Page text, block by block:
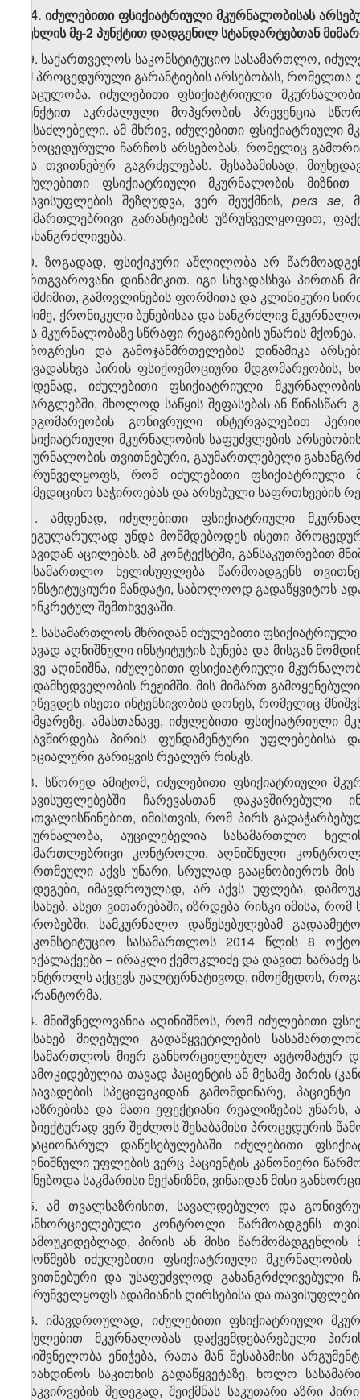
1.4. იძულებითი ფსიქიატრიული მკურნალობისას
მუხლის მე-2 პუნქტით დადგენილ სტანდარტებთან
29. საქართველოს საკონსტიტუციო სასამართლო,
იმ პროცედურული გარანტიების არსებობას,
დაცულობა. იძულებითი ფსიქიატრიული
პუნქტით აკრძალული მოპყრობის პრევენცია
შესაძლებელი. ამ მხრივ, იძულებითი
პროცედურული ჩარჩოს არსებობას, რომელიც
და თვითნებურ გაგრძელებას. შესაბამისად,
იძულებითი ფსიქიატრიული მკურნალობის
თავისუფლების შეზღუდვა, ვერ შეუქმნის, pers se,
სამართლებრივი გარანტიების უზრუნველყოფით,
გახანგრძლივება.
30. ზოგადად, ფსიქიკური აშლილობა არ
ერთგვაროვანი დინამიკით. იგი სხვადასხვა პირთან
სიმძიმით, გამოვლინების ფორმითა და კლინიკური
მძიმე, ქრონიკული ბუნებისაა და ხანგრძლივ
და მკურნალობაზე სწრაფი რეაგირების უნარის
პროგრესი და გამოჯანმრთელების დინამიკა
სხვადასხვა პირის ფსიქოემოციური
ამდენად, იძულებითი ფსიქიატრიული
ფარგლებში, მხოლოდ საწყის შეფასებას ან
მდგომარეობის გონივრული ინტერვალებით
ფსიქიატრიული მკურნალობის საფუძვლების
მკურნალობის თვითნებური, გაუმართლებელი
უზრუნველყოფს, რომ იძულებითი ფსიქიატრიული
სამედიცინო საჭიროებას და არსებული საფრთხეების
31. ამდენად, იძულებითი ფსიქიატრიული
რეგულარულად უნდა მოწმდებოდეს ისეთი
თავიდან აცილებას. ამ კონტექსტში,
სასამართლო ხელისუფლება წარმოადგენს
კონსტიტუციური მანდატი, საბოლოოდ გადაწყვიტოს
კონკრეტულ შემთხვევაში.
32. სასამართლოს მხრიდან იძულებითი
თავად აღნიშნული ინსტიტუტის ბუნება და მისგან
უკვე აღინიშნა, იძულებითი ფსიქიატრიული
ზედამხედველობის რეჟიმში. მის მიმართ
აღწევდეს ისეთი ინტენსივობის დონეს, რომელიც
სიმყარეზე. ამასთანავე, იძულებითი
უკავშირდება პირის ფუნდამენტური უფლებებისა
სოციალური გარიყვის რეალურ რისკს.
33. სწორედ ამიტომ, იძულებითი ფსიქიატრიული
თავისუფლებებში ჩარევასთან
გათვალისწინებით, იმისთვის, რომ პირს
მკურნალობა, აუცილებელია სასამართლო
სამართლებრივი კონტროლი. აღნიშნული
წართმეული აქვს უნარი, სრულად გააცნობიეროს
შედეგები, იმავდროულად, არ აქვს უფლება,
შესახებ. ასეთ ვითარებაში, იზრდება რისკი იმისა,
პირობებში, სამკურნალო დაწესებულებამ
საკონსტიტუციო სასამართლოს 2014 წლის 8
მოქალაქეები − ირაკლი ქემოკლიძე და დავით
კონტროლს აქცევს უალტერნატივოდ, იმოქმედოს,
გარანტორმა.
34. მნიშვნელოვანია აღინიშნოს, რომ იძულებითი
შესახებ მიღებული გადაწყვეტილების
სასამართლოს მიერ განხორციელებულ
დამოკიდებულია თავად პაციენტის ან მესამე პირის
დაავადების სპეციფიკიდან გამომდინარე,
გააზრებისა და მათი ეფექტიანი რეალიზების
ობიექტურად ვერ შეძლოს შესაბამისი პროცედურის
სტაციონარულ დაწესებულებაში იძულებითი
აღნიშნული უფლების ვერც პაციენტის კანონიერი
იქნებოდა საკმარისი მექანიზმი, ვინაიდან მისი
35. ამ თვალსაზრისით, სავალდებულო და
განხორციელებული კონტროლი წარმოადგენს
დამოუკიდებლად, პირის ან მისი წარმომადგენლის
ამოწმებს იძულებითი ფსიქიატრიული
თვითნებური და უსაფუძვლოდ გახანგრძლივებული
უზრუნველყოფს ადამიანის ღირსებისა და
36. იმავდროულად, იძულებითი ფსიქიატრიული
იძულებით მკურნალობას დაქვემდებარებული
მნიშვნელობა ენიჭება, რათა მან შესაბამისი
მოახდინოს საკითხის გადაწყვეტაზე, ხოლო
დაკვირვების შედეგად, შეიქმნას საკუთარი აზრი